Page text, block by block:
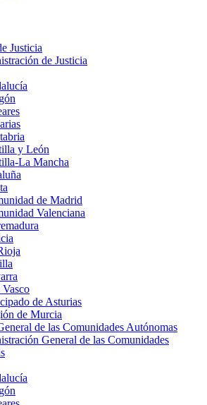
Justicia
de Justicia
y León
La Mancha
de Madrid
Valenciana
Vasco
de Asturias
de Murcia
de las Comunidades Autónomas
General de las Comunidades